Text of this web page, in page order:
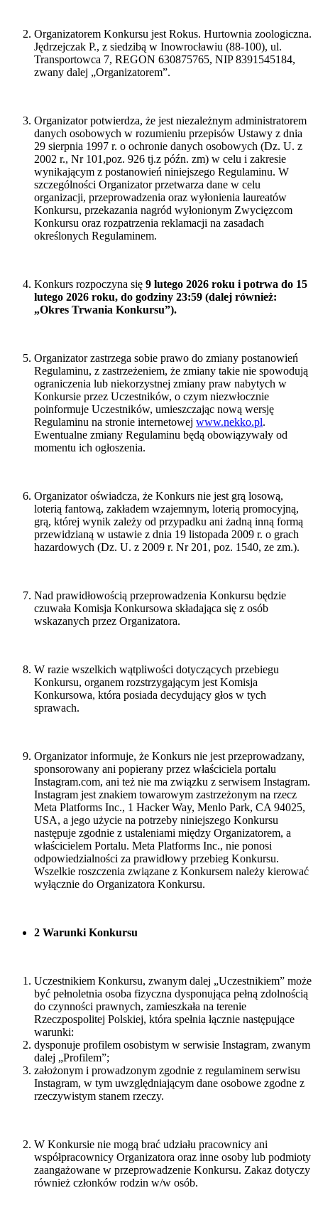
Organizatorem Konkursu jest Rokus. Hurtownia zoologiczna.
Jędrzejczak P., z siedzibą w Inowrocławiu (88-100), ul.
Transportowca 7, REGON 630875765, NIP 8391545184,
zwany dalej „Organizatorem”.
Organizator potwierdza, że jest niezależnym administratorem
danych osobowych w rozumieniu przepisów Ustawy z dnia
29 sierpnia 1997 r. o ochronie danych osobowych (Dz. U. z
2002 r., Nr 101,poz. 926 tj.z późn. zm) w celu i zakresie
wynikającym z postanowień niniejszego Regulaminu. W
szczególności Organizator przetwarza dane w celu
organizacji, przeprowadzenia oraz wyłonienia laureatów
Konkursu, przekazania nagród wyłonionym Zwycięzcom
Konkursu oraz rozpatrzenia reklamacji na zasadach
określonych Regulaminem.
Konkurs rozpoczyna się 9 lutego 2026 roku i potrwa do 15
lutego 2026 roku, do godziny 23:59 (dalej również:
„Okres Trwania Konkursu”).
Organizator zastrzega sobie prawo do zmiany postanowień
Regulaminu, z zastrzeżeniem, że zmiany takie nie spowodują
ograniczenia lub niekorzystnej zmiany praw nabytych w
Konkursie przez Uczestników, o czym niezwłocznie
poinformuje Uczestników, umieszczając nową wersję
Regulaminu na stronie internetowej www.nekko.pl.
Ewentualne zmiany Regulaminu będą obowiązywały od
momentu ich ogłoszenia.
Organizator oświadcza, że Konkurs nie jest grą losową,
loterią fantową, zakładem wzajemnym, loterią promocyjną,
grą, której wynik zależy od przypadku ani żadną inną formą
przewidzianą w ustawie z dnia 19 listopada 2009 r. o grach
hazardowych (Dz. U. z 2009 r. Nr 201, poz. 1540, ze zm.).
Nad prawidłowością przeprowadzenia Konkursu będzie
czuwała Komisja Konkursowa składająca się z osób
wskazanych przez Organizatora.
W razie wszelkich wątpliwości dotyczących przebiegu
Konkursu, organem rozstrzygającym jest Komisja
Konkursowa, która posiada decydujący głos w tych
sprawach.
Organizator informuje, że Konkurs nie jest przeprowadzany,
sponsorowany ani popierany przez właściciela portalu
Instagram.com, ani też nie ma związku z serwisem Instagram.
Instagram jest znakiem towarowym zastrzeżonym na rzecz
Meta Platforms Inc., 1 Hacker Way, Menlo Park, CA 94025,
USA, a jego użycie na potrzeby niniejszego Konkursu
następuje zgodnie z ustaleniami między Organizatorem, a
właścicielem Portalu. Meta Platforms Inc., nie ponosi
odpowiedzialności za prawidłowy przebieg Konkursu.
Wszelkie roszczenia związane z Konkursem należy kierować
wyłącznie do Organizatora Konkursu.
2 Warunki Konkursu
Uczestnikiem Konkursu, zwanym dalej „Uczestnikiem” może
być pełnoletnia osoba fizyczna dysponująca pełną zdolnością
do czynności prawnych, zamieszkała na terenie
Rzeczpospolitej Polskiej, która spełnia łącznie następujące
warunki:
dysponuje profilem osobistym w serwisie Instagram, zwanym
dalej „Profilem”;
założonym i prowadzonym zgodnie z regulaminem serwisu
Instagram, w tym uwzględniającym dane osobowe zgodne z
rzeczywistym stanem rzeczy.
W Konkursie nie mogą brać udziału pracownicy ani
współpracownicy Organizatora oraz inne osoby lub podmioty
zaangażowane w przeprowadzenie Konkursu. Zakaz dotyczy
również członków rodzin w/w osób.